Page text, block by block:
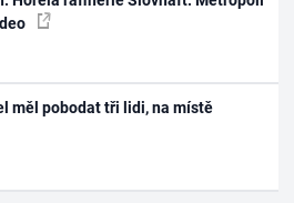
měl pobodat tři lidi, na místě